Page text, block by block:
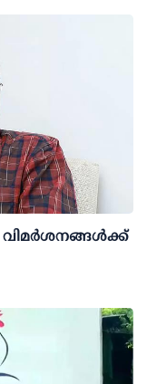
വിമര്‍ശനങ്ങള്‍ക്ക്